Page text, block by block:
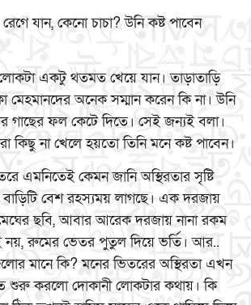
যান, কেনো চাচা? উনি কষ্ট পাবেন
লোকটা একটু থতমত খেয়ে যান। তাড়াতাড়ি
অনেক সম্মান করেন কি না। উনি
গাছের ফল কেটে দিতে। সেই জন্যই বলা।
কিছু না খেলে হয়তো তিনি মনে কষ্ট পাবেন।
এমনিতেই কেমন জানি অস্থিরতার সৃষ্টি
বেশ রহস্যময় লাগছে। এক দরজায়
ছবি, আবার আরেক দরজায় নানা রকম
নয়, রুমের ভেতর পুতুল দিয়ে ভর্তি। আর..
মানে কি? মনের ভিতরের অস্থিরতা এখন
শুরু করলো দোকানী লোকটার কথায়। কি